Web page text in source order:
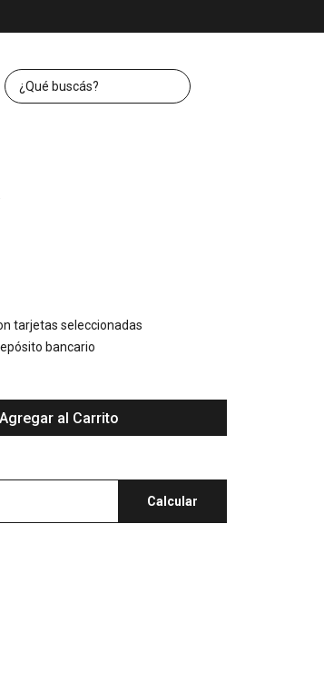
tarjetas seleccionadas
bancario
Agregar al Carrito
Calcular